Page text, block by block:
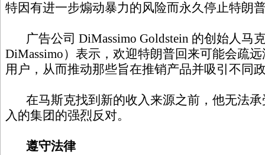
特因有进一步煽动暴力的风险而永久停止特朗
广告公司 DiMassimo Goldstein 的创始人马
DiMassimo）表示，欢迎特朗普回来可能会疏
用户，从而推动那些旨在推销产品并吸引不同
在马斯克找到新的收入来源之前，他无法承
入的集团的强烈反对。
遵守法律